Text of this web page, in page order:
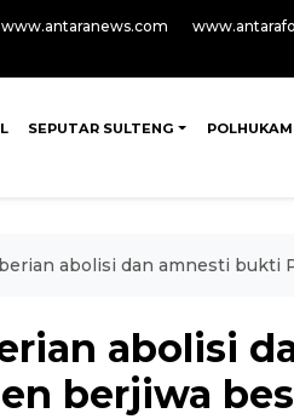
www.antaranews.com
SEPUTAR SULTENG POLHUKAM
abolisi dan amnesti bukti
abolisi
berjiwa